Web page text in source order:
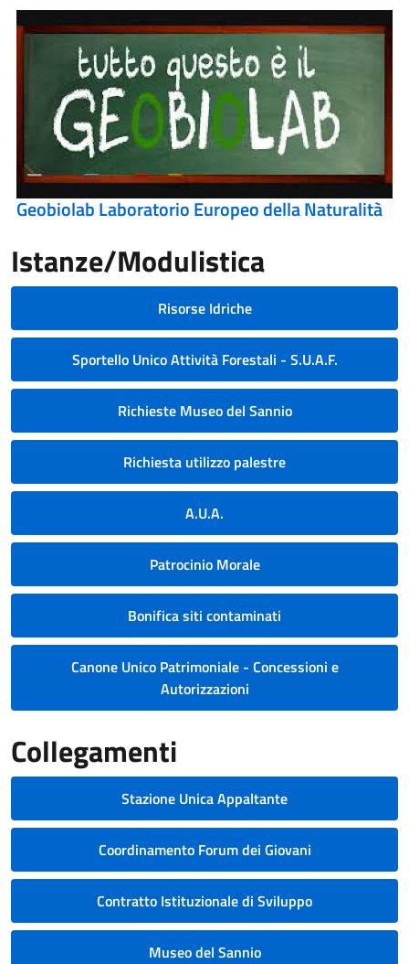
Geobiolab Laboratorio Europeo della Naturalità
Istanze/Modulistica
Risorse Idriche
Sportello Unico Attività Forestali - S.U.A.F.
Richieste Museo del Sannio
Richiesta utilizzo palestre
A.U.A.
Patrocinio Morale
Bonifica siti contaminati
Canone Unico Patrimoniale - Concessioni e
Autorizzazioni
Collegamenti
Stazione Unica Appaltante
Coordinamento Forum dei Giovani
Contratto Istituzionale di Sviluppo
Museo del Sannio